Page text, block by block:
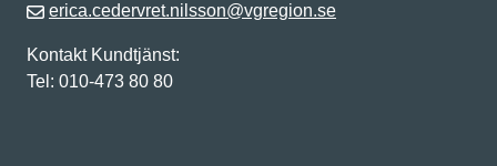
erica.cedervret.nilsson@vgregion.se
Kontakt Kundtjänst:
Tel: 010-473 80 80